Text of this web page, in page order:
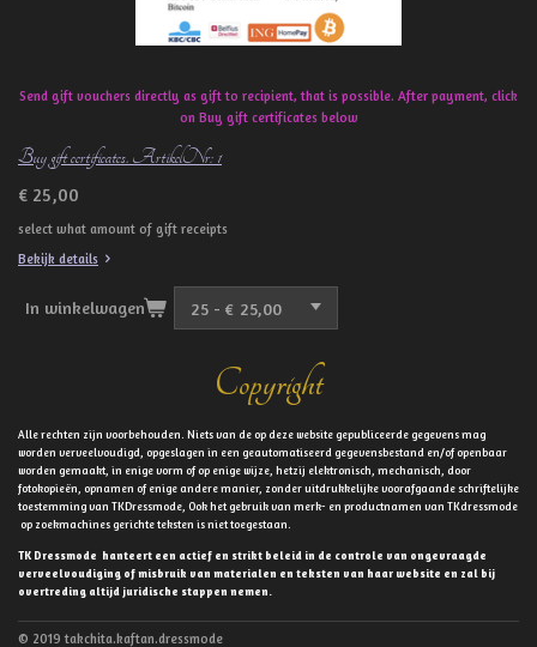
Send gift vouchers directly as gift to recipient, that is possible. After payment, click
on Buy gift certificates below
Buy gift certificates. ArtikelNr: 1
€ 25,00
select what amount of gift receipts
Bekijk details
In winkelwagen
Copyright
Alle rechten zijn voorbehouden. Niets van de op deze website gepubliceerde gegevens mag
worden verveelvoudigd, opgeslagen in een geautomatiseerd gegevensbestand en/of openbaar
worden gemaakt, in enige vorm of op enige wijze, hetzij elektronisch, mechanisch, door
fotokopieën, opnamen of enige andere manier, zonder uitdrukkelijke voorafgaande schriftelijke
toestemming van TKDressmode, Ook het gebruik van merk- en productnamen van TKdressmode
op zoekmachines gerichte teksten is niet toegestaan.
TK Dressmode hanteert een actief en strikt beleid in de controle van ongevraagde
verveelvoudiging of misbruik van materialen en teksten van haar website en zal bij
overtreding altijd juridische stappen nemen.
© 2019 takchita.kaftan.dressmode